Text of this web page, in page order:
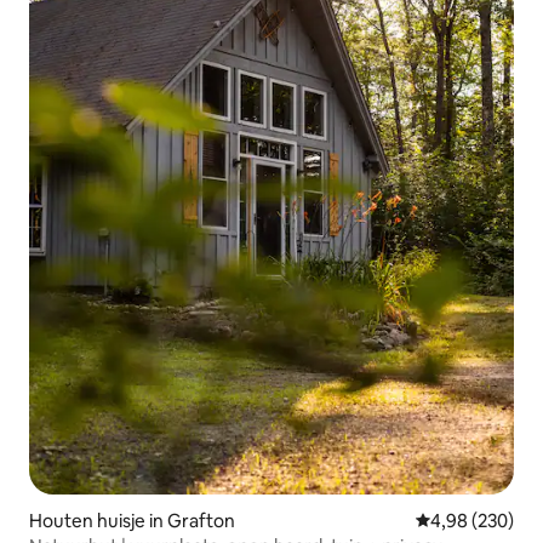
Houten huisje in Grafton Gemiddelde
4,98 (230)